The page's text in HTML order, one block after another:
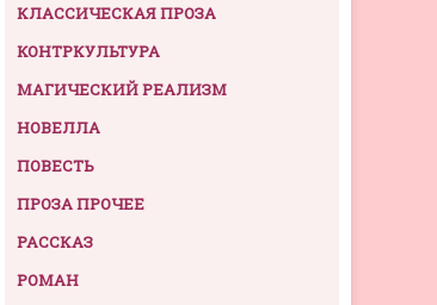
КЛАССИЧЕСКАЯ ПРОЗА
КОНТРКУЛЬТУРА
МАГИЧЕСКИЙ РЕАЛИЗМ
НОВЕЛЛА
ПОВЕСТЬ
ПРОЗА ПРОЧЕЕ
РАССКАЗ
РОМАН